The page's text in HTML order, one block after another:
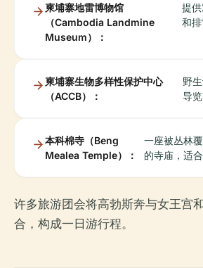
柬埔寨地雷博物馆
（Cambodia Landmine
Museum）：
提
和排
柬埔寨生物多样性保护中心
（ACCB）：
野
导览
本科棉寺（Beng
Mealea Temple）：
一座被丛林
的寺庙，适合
许多旅游团会将高勃斯奔与女王宫
合，构成一日游行程。